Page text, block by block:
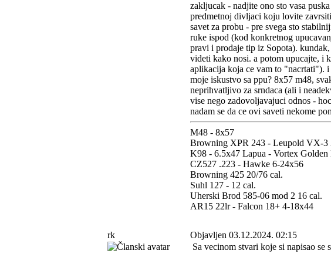
zakljucak - nadjite ono sto vasa
predmetnoj divljaci koju lovite
savet za probu - pre svega sto
ruke ispod (kod konkretnog
pravi i prodaje tip iz Sopota).
videti kako nosi. a potom upucajte, i
aplikacija koja ce vam to "nacrtati"). i
moje iskustvo sa ppu? 8x57 m48,
neprihvatljivo za srndaca (ali i
vise nego zadovoljavajuci odnos -
nadam se da ce ovi saveti nekome
M48 - 8x57
Browning XPR 243 - Leupold VX-3
K98 - 6.5x47 Lapua - Vortex Golden
CZ527 .223 - Hawke 6-24x56
Browning 425 20/76 cal.
Suhl 127 - 12 cal.
Uherski Brod 585-06 mod 2 16 cal.
AR15 22lr - Falcon 18+ 4-18x44
rk
Objavljen 03.12.2024. 02:15
Sa vecinom stvari koje si napisao se